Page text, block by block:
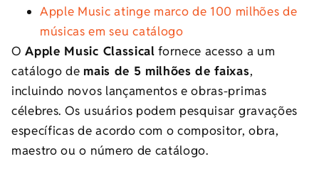
Apple Music atinge marco de 100 milhões de
músicas em seu catálogo
OApple Music Classical fornece acesso a um
catálogo de mais de 5 milhões de faixas,
incluindo novos lançamentos e obras-primas
célebres. Os usuários podem pesquisar gravações
específicas de acordo com o compositor, obra,
maestro ou o número de catálogo.